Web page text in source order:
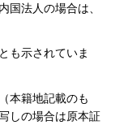
国法人の場合は、
も示されていま
本籍地記載のも
しの場合は原本証